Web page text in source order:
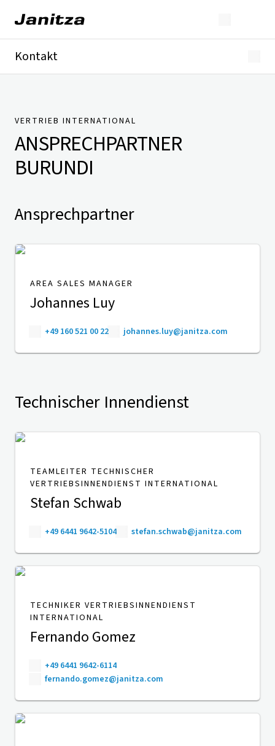
Kontakt
Presse
VERTRIEB INTERNATIONAL
ANSPRECHPARTNER
BURUNDI
Ansprechpartner
AREA SALES MANAGER
Johannes Luy
+49 160 521 00 22 johannes.luy@janitza.com
Technischer Innendienst
TEAMLEITER TECHNISCHER
VERTRIEBSINNENDIENST INTERNATIONAL
Stefan Schwab
+49 6441 9642-5104 stefan.schwab@janitza.com
TECHNIKER VERTRIEBSINNENDIENST
INTERNATIONAL
Fernando Gomez
+49 6441 9642-6114
fernando.gomez@janitza.com